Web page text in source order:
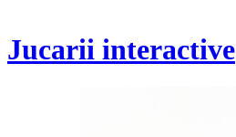
Jucarii interactive